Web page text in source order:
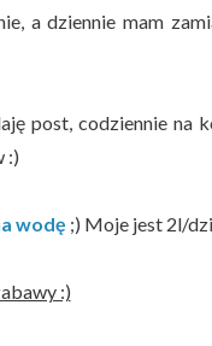
a dziennie mam
post, codziennie
:)
wodę ;) Moje jest 2l/
:)